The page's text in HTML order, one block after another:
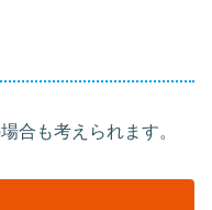
合も考えられます。